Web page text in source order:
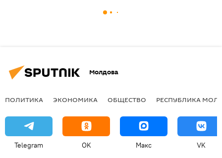
Молдова
ПОЛИТИКА ЭКОНОМИКА ОБЩЕСТВО РЕСПУБЛИКА
Telegram OK Макс VK